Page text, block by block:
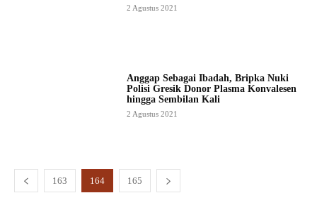
2 Agustus 2021
Anggap Sebagai Ibadah, Bripka Nuki
Polisi Gresik Donor Plasma Konvalesen
hingga Sembilan Kali
2 Agustus 2021
163 164 165